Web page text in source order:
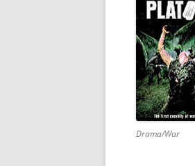
Drama/War